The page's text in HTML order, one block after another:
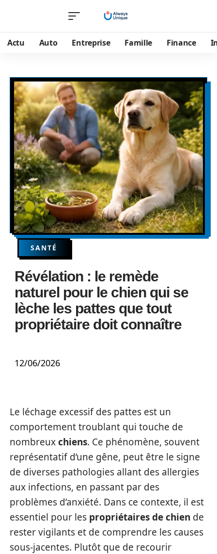
Actu Auto Entreprise Famille Finance
SANTÉ
Révélation : le remède
naturel pour le chien qui se
lèche les pattes que tout
propriétaire doit connaître
12/06/2026
Le léchage excessif des pattes est un
comportement troublant qui touche de
nombreuxchiens. Ce phénomène, souvent
représentatif d’une gêne, peut être le signe
de diverses pathologies allant des allergies
aux infections, en passant par des
problèmes d’anxiété. Dans ce contexte, il est
essentiel pour les propriétaires de chien de
rester vigilants et de comprendre les causes
sous-jacentes. Plutôt que de recourir